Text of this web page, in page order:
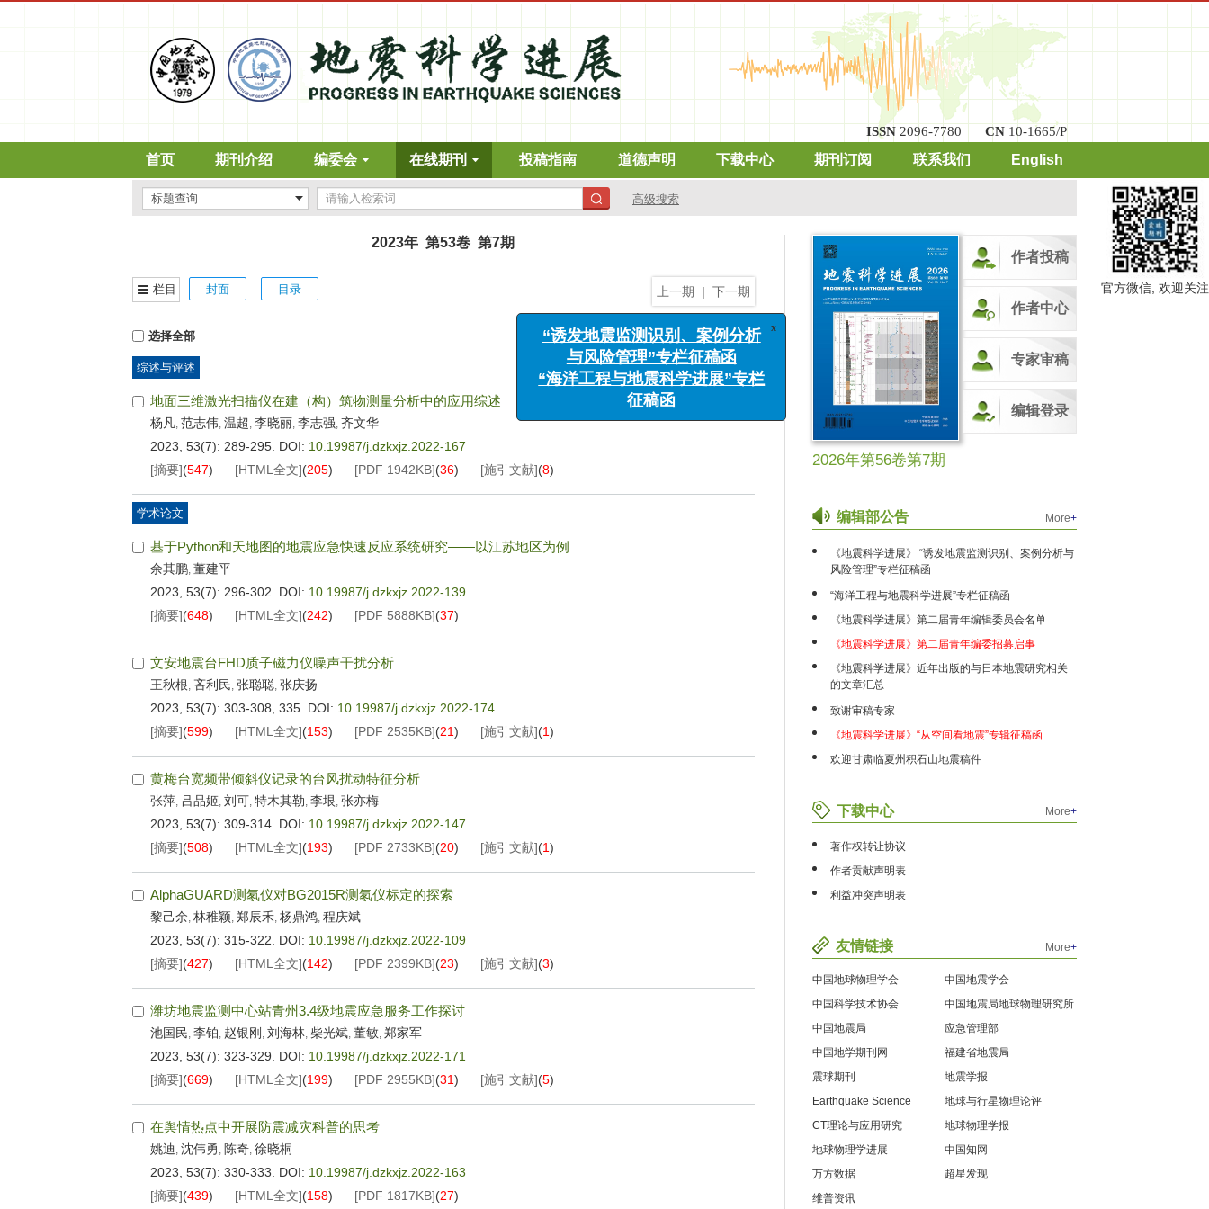
ISSN 2096-7780 CN 10-1665/P
首页 期刊介绍 编委会 在线期刊 投稿指南 道德声明 下载中心 期刊订阅 联系我们 English
高级搜索
2023年 第53卷 第7期
上一期 | 下一期
栏目 封面 目录
选择全部
综述与评述
地面三维激光扫描仪在建（构）筑物测量分析中的应用综述
杨凡, 范志伟, 温超 , 李晓丽, 李志强, 齐文华
2023, 53(7): 289-295. DOI: 10.19987/j.dzkxjz.2022-167
[摘要](547) [HTML全文](205) [PDF 1942KB](36) [施引文献](8)
学术论文
基于Python和天地图的地震应急快速反应系统研究——以江苏地区为例
余其鹏, 董建平
2023, 53(7): 296-302.
DOI: 10.19987/j.dzkxjz.2022-139
[摘要](648) [HTML全文](242) [PDF 5888KB](37)
文安地震台FHD质子磁力仪噪声干扰分析
王秋根, 吝利民, 张聪聪, 张庆扬
2023, 53(7): 303-308, 335. DOI: 10.19987/j.dzkxjz.2022-174
[摘要](599) [HTML全文](153) [PDF 2535KB](21) [施引文献](1)
黄梅台宽频带倾斜仪记录的台风扰动特征分析
张萍, 吕品姬, 刘可, 特木其勒, 李垠, 张亦梅
2023, 53(7): 309-314. DOI: 10.19987/j.dzkxjz.2022-147
[摘要](508) [HTML全文](193) [PDF 2733KB](20) [施引文献](1)
AlphaGUARD测氡仪对BG2015R测氡仪标定的探索
黎己余, 林稚颖, 郑辰禾, 杨鼎鸿, 程庆斌
2023, 53(7): 315-322.
DOI: 10.19987/j.dzkxjz.2022-109
[摘要](427) [HTML全文](142) [PDF 2399KB](23) [施引文献](3)
潍坊地震监测中心站青州3.4级地震应急服务工作探讨
池国民, 李铂, 赵银刚 , 刘海林, 柴光斌, 董敏, 郑家军
2023, 53(7): 323-329.
DOI: 10.19987/j.dzkxjz.2022-171
[摘要](669) [HTML全文](199) [PDF 2955KB](31) [施引文献](5)
在舆情热点中开展防震减灾科普的思考
姚迪 , 沈伟勇, 陈奇, 徐晓桐
2023, 53(7): 330-333.
DOI: 10.19987/j.dzkxjz.2022-163
[摘要](439) [HTML全文](158) [PDF 1817KB](27)
作者投稿
作者中心
专家审稿
编辑登录
2026年第56卷第7期
编辑部公告 More+
《地震科学进展》 “诱发地震监测识别、案例分析与
风险管理”专栏征稿函
“海洋工程与地震科学进展”专栏征稿函
《地震科学进展》第二届青年编辑委员会名单
《地震科学进展》第二届青年编委招募启事
《地震科学进展》近年出版的与日本地震研究相关
的文章汇总
致谢审稿专家
《地震科学进展》“从空间看地震”专辑征稿函
欢迎甘肃临夏州积石山地震稿件
下载中心 More+
著作权转让协议
作者贡献声明表
利益冲突声明表
友情链接 More+
中国地球物理学会
中国地震学会
中国科学技术协会
中国地震局地球物理研究所
中国地震局
应急管理部
中国地学期刊网
福建省地震局
震球期刊
地震学报
Earthquake Science
地球与行星物理论评
CT理论与应用研究
地球物理学报
地球物理学进展
中国知网
万方数据
超星发现
维普资讯
官方微信, 欢迎关注
“诱发地震监测识别、案例分析
与风险管理”专栏征稿函
“海洋工程与地震科学进展”专栏
征稿函